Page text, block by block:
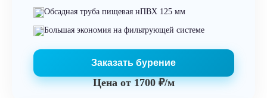
Обсадная труба пищевая нПВХ 125 мм
Большая экономия на фильтрующей системе
Заказать бурение
Цена от1700 ₽/м